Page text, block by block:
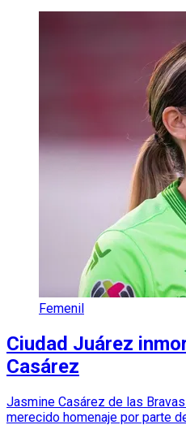
Femenil
Ciudad Juárez
Casárez
Jasmine Casárez de las
merecido homenaje por parte